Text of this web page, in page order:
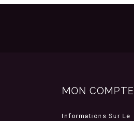
MON COMPTE
Informations Sur Le